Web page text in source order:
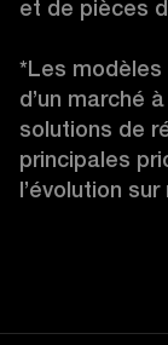
et de pièces
*Les modèles
d’un marché
solutions de
principales
l’évolution